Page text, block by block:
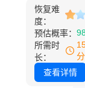
二个方法就
啦！
应用于各种
中。然而，
我们会不小
SD卡中的照
致珍贵记忆
恢复难
度：
预估概率：
所需时
长：
查看详情